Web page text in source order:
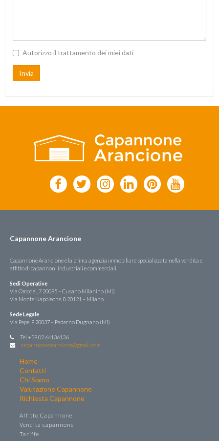
Autorizzo il trattamento dei miei dati
Invia
Capannone Arancione
Capannone Arancione è la prima agenzia immobiliare specializzata nella vendita e
affitto di capannoni industriali e commerciali.
Sedi Operative
Via Omodei, 7 20095 – Cusano Milanino (Mi)
Via Monte Napoleone, 8 20121 – Milano
Sede Legale
Via Pepe, 9 20037 – Paderno Dugnano (Mi)
Tel +39 02 64136136
capannonearancione@gmail.com
Home
Contatti
Chi Siamo
Valutazione Capannone
Richiesta Capannone
Affitto Capannone
Vendita capannone
Tariffe